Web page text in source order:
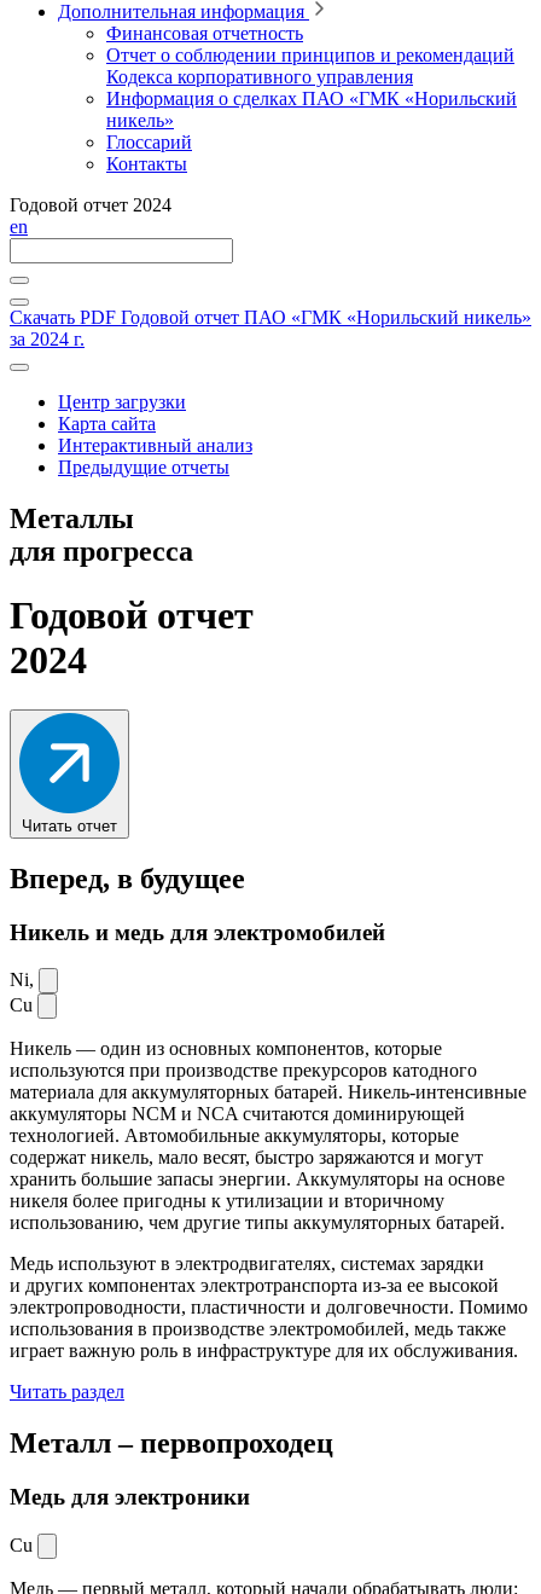
Дополнительная информация
Финансовая отчетность
Отчет о соблюдении принципов и рекомендаций
Кодекса корпоративного управления
Информация о сделках ПАО «ГМК «Норильский
никель»
Глоссарий
Контакты
Годовой отчет 2024
en
Скачать PDF Годовой отчет ПАО «ГМК «Норильский никель»
за 2024 г.
Центр загрузки
Карта сайта
Интерактивный анализ
Предыдущие отчеты
Металлы
для прогресса
Годовой отчет
2024
Читать отчет
Вперед, в будущее
Никель и медь для электромобилей
Ni,
Cu
Никель — один из основных компонентов, которые
используются при производстве прекурсоров катодного
материала для аккумуляторных батарей. Никель-интенсивные
аккумуляторы NCM и NCA считаются доминирующей
технологией. Автомобильные аккумуляторы, которые
содержат никель, мало весят, быстро заряжаются и могут
хранить большие запасы энергии. Аккумуляторы на основе
никеля более пригодны к утилизации и вторичному
использованию, чем другие типы аккумуляторных батарей.
Медь используют в электродвигателях, системах зарядки
и других компонентах электротранспорта из-за ее высокой
электропроводности, пластичности и долговечности. Помимо
использования в производстве электромобилей, медь также
играет важную роль в инфраструктуре для их обслуживания.
Читать раздел
Металл –первопроходец
Медь для электроники
Cu
Медь — первый металл, который начали обрабатывать люди: